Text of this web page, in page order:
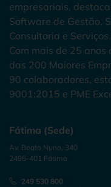
empresariais,
Software de Gestão,
Consultoria e Serviços.
Com mais de 25
das 200 Maiores
90 colaboradores,
9001:2015 e PME
Fátima (Sede)
Av. Beato Nuno, 340
2495-401 Fátima
249 530 800